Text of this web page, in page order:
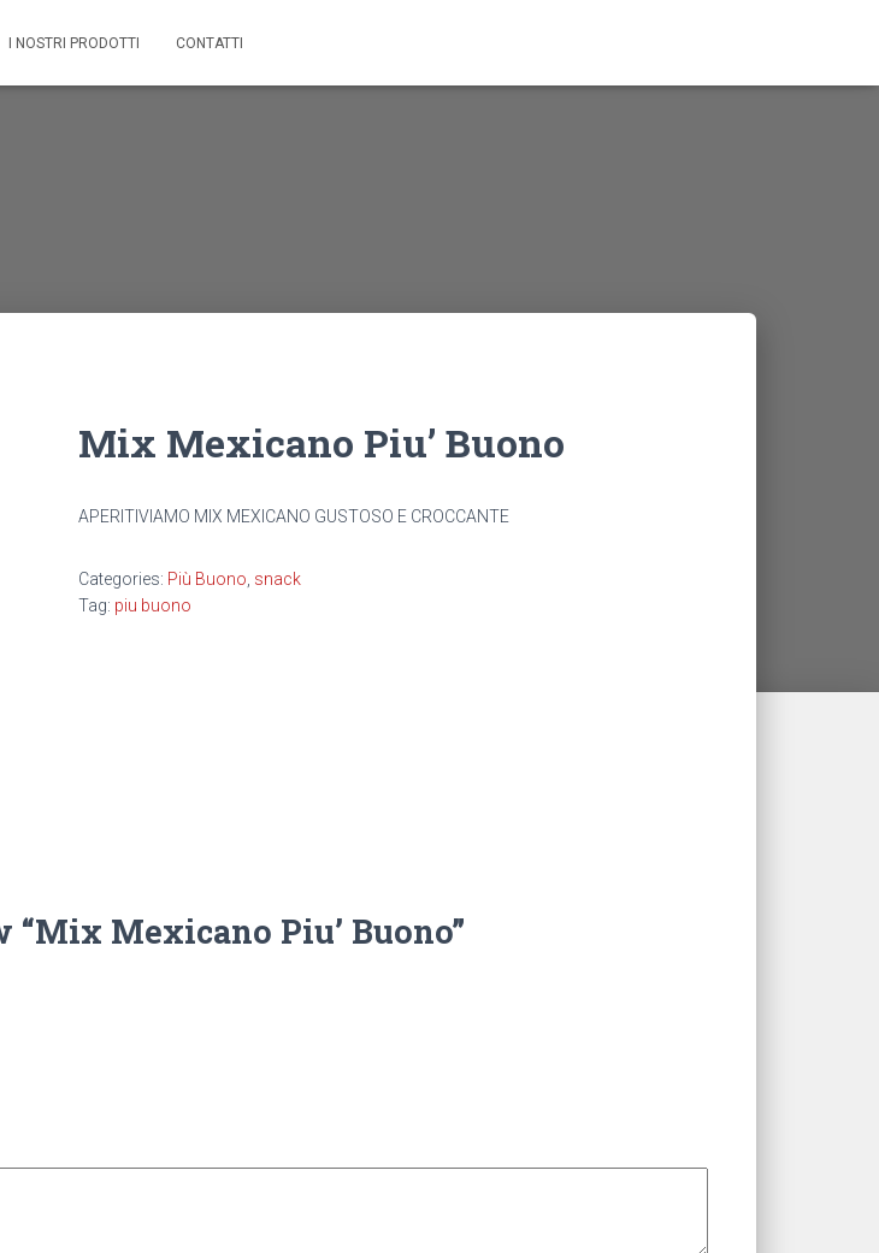
I NOSTRI PRODOTTI CONTATTI
Mix Mexicano Piu’ Buono
APERITIVIAMO MIX MEXICANO GUSTOSO E CROCCANTE
Categories: Più Buono snack
Tag: piu buono
Mexicano Piu’ Buono”